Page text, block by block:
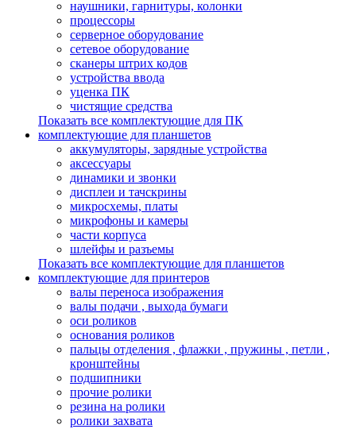
наушники, гарнитуры, колонки
процессоры
серверное оборудование
сетевое оборудование
сканеры штрих кодов
устройства ввода
уценка ПК
чистящие средства
Показать все комплектующие для ПК
комплектующие для планшетов
аккумуляторы, зарядные устройства
аксессуары
динамики и звонки
дисплеи и тачскрины
микросхемы, платы
микрофоны и камеры
части корпуса
шлейфы и разъемы
Показать все комплектующие для планшетов
комплектующие для принтеров
валы переноса изображения
валы подачи , выхода бумаги
оси роликов
основания роликов
пальцы отделения , флажки , пружины , петли ,
кронштейны
подшипники
прочие ролики
резина на ролики
ролики захвата